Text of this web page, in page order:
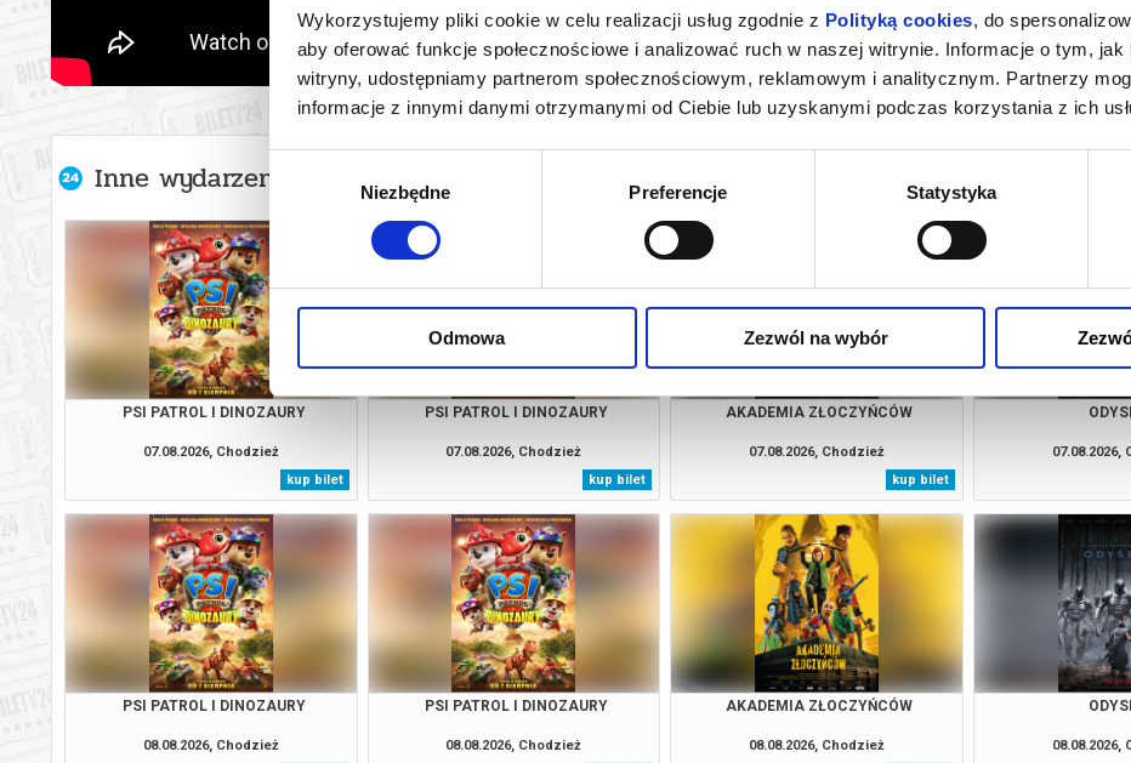
Wykorzystujemy pliki cookie w celu realizacji usług zgodnie z Polityką cookies, do
aby oferować funkcje społecznościowe i analizować ruch w naszej witrynie. Informacje o tym,
witryny, udostępniamy partnerom społecznościowym, reklamowym i analitycznym. Partnerzy
informacje z innymi danymi otrzymanymi od Ciebie lub uzyskanymi podczas korzystania z ich
Niezbędne Preferencje Statystyka
Odmowa Zezwól na wybór
Inne wydarzenia organizatora
PSI PATROL I DINOZAURY
07.08.2026, Chodzież
kup bilet
PSI PATROL I DINOZAURY
07.08.2026, Chodzież
kup bilet
AKADEMIA ZŁOCZYŃCÓW
07.08.2026, Chodzież
kup bilet
07.08.2026,
PSI PATROL I DINOZAURY
08.08.2026, Chodzież
PSI PATROL I DINOZAURY
08.08.2026, Chodzież
AKADEMIA ZŁOCZYŃCÓW
08.08.2026, Chodzież
08.08.2026,